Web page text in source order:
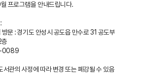
프로그램을 안내드립니다.
문 : 경기도 안성시 공도읍 만수로 31 공도부
층
0089
서관의 사정에 따라 변경 또는 폐강될 수 있음